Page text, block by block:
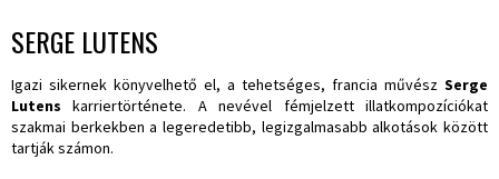
SERGE LUTENS
Igazi sikernek könyvelhető el, a tehetséges, francia művész Serge
Lutens karriertörténete. A nevével fémjelzett illatkompozíciókat
szakmai berkekben a legeredetibb, legizgalmasabb alkotások között
tartják számon.